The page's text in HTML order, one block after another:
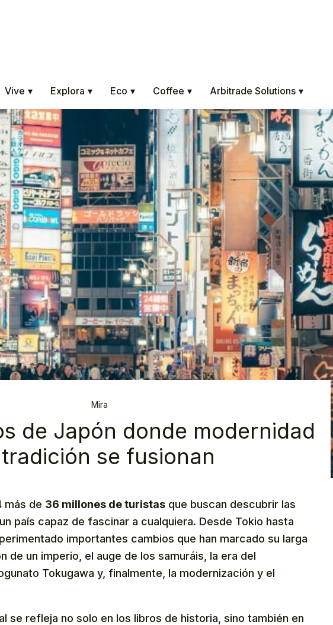
Vive ▾ Explora ▾ Eco ▾ Coffee ▾ Arbitrade Solutions ▾
Mira
de Japón donde modernidad
se fusionan
más de 36 millones de turistas que buscan descubrir las
país capaz de fascinar a cualquiera. Desde Tokio hasta
importantes cambios que han marcado su larga
de un imperio, el auge de los samuráis, la era del
Tokugawa y, finalmente, la modernización y el
se refleja no solo en los libros de historia, sino también en